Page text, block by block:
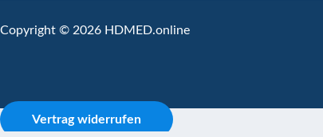
Copyright © 2026 HDMED.online
Vertrag widerrufen